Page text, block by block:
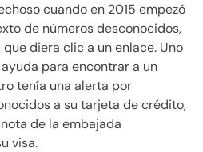
cuando en 2015 empezó
de números desconocidos,
diera clic a un enlace. Uno
para encontrar a un
tenía una alerta por
a su tarjeta de crédito,
de la embajada
visa.